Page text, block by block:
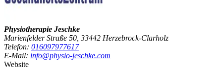
Physiotherapie Jeschke
Marienfelder Straße 50, 33442 Herzebrock-Clarholz
Telefon: 016097977617
E-Mail: info@physio-jeschke.com
Website